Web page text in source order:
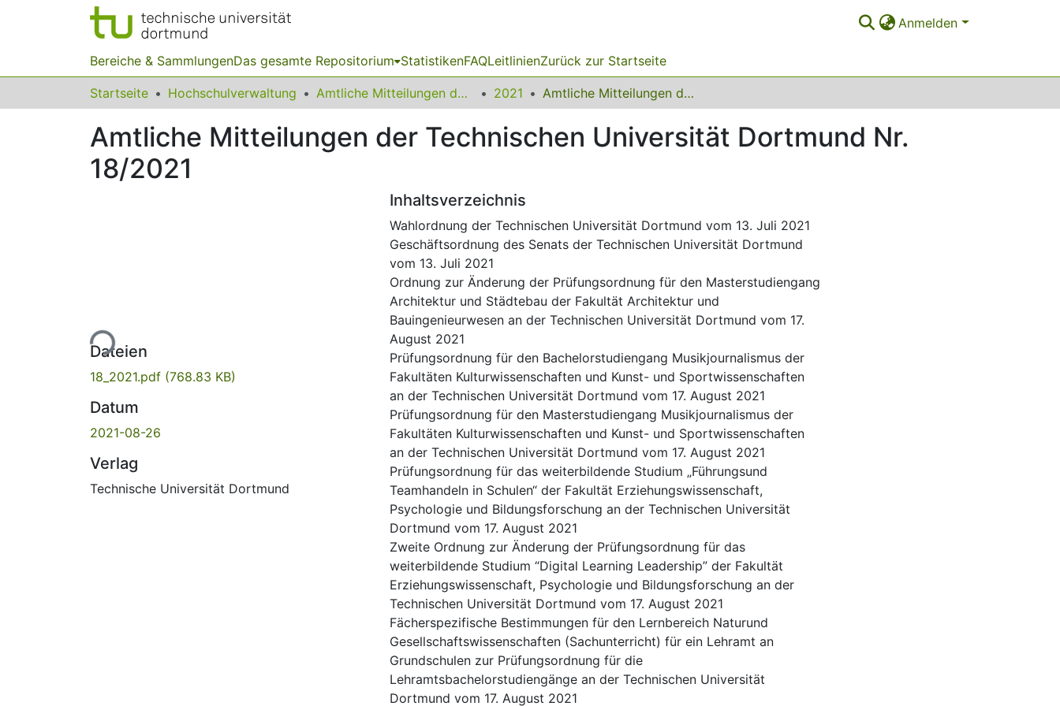
Anmelden
Bereiche & SammlungenDas gesamte Repositorium StatistikenFAQLeitlinienZurück zur Startseite
Startseite Hochschulverwaltung Amtliche Mitteilungen der Technischen Universität Dortmund 2021 Amtliche Mitteilungen der Technischen Universität Dortmund Nr. 18/2021
Amtliche Mitteilungen der Technischen Universität Dortmund Nr.
18/2021
Lade...
Dateien
18_2021.pdf (768.83 KB)
Datum
2021-08-26
Verlag
Technische Universität Dortmund
Inhaltsverzeichnis
Wahlordnung der Technischen Universität Dortmund vom 13. Juli 2021
Geschäftsordnung des Senats der Technischen Universität Dortmund
vom 13. Juli 2021
Ordnung zur Änderung der Prüfungsordnung für den Masterstudiengang
Architektur und Städtebau der Fakultät Architektur und
Bauingenieurwesen an der Technischen Universität Dortmund vom 17.
August 2021
Prüfungsordnung für den Bachelorstudiengang Musikjournalismus der
Fakultäten Kulturwissenschaften und Kunst- und Sportwissenschaften
an der Technischen Universität Dortmund vom 17. August 2021
Prüfungsordnung für den Masterstudiengang Musikjournalismus der
Fakultäten Kulturwissenschaften und Kunst- und Sportwissenschaften
an der Technischen Universität Dortmund vom 17. August 2021
Prüfungsordnung für das weiterbildende Studium „Führungsund
Teamhandeln in Schulen“ der Fakultät Erziehungswissenschaft,
Psychologie und Bildungsforschung an der Technischen Universität
Dortmund vom 17. August 2021
Zweite Ordnung zur Änderung der Prüfungsordnung für das
weiterbildende Studium “Digital Learning Leadership” der Fakultät
Erziehungswissenschaft, Psychologie und Bildungsforschung an der
Technischen Universität Dortmund vom 17. August 2021
Fächerspezifische Bestimmungen für den Lernbereich Naturund
Gesellschaftswissenschaften (Sachunterricht) für ein Lehramt an
Grundschulen zur Prüfungsordnung für die
Lehramtsbachelorstudiengänge an der Technischen Universität
Dortmund vom 17. August 2021